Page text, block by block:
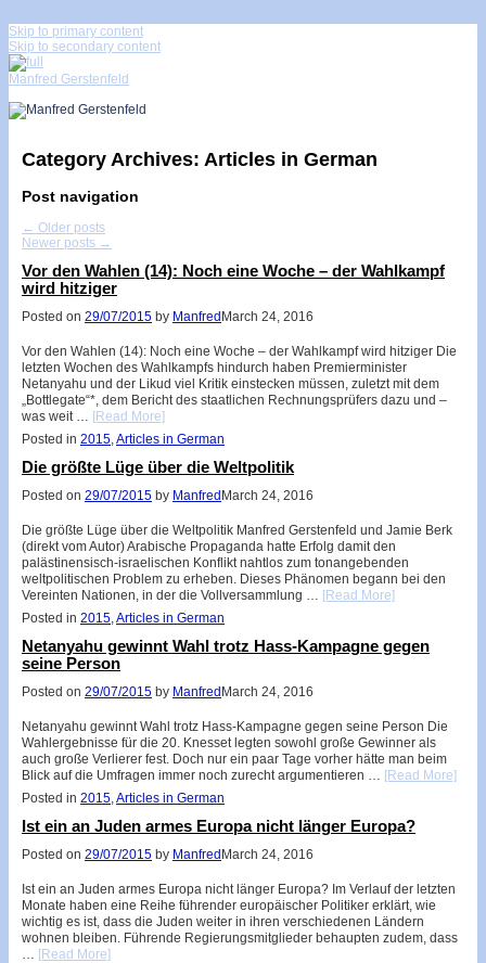
Skip to primary content
Skip to secondary content
Manfred Gerstenfeld
Category Archives: Articles in German
Post navigation
← Older posts
Newer posts →
Vor den Wahlen (14): Noch eine Woche – der Wahlkampf
wird hitziger
Posted on 29/07/2015 by ManfredMarch 24, 2016
Vor den Wahlen (14): Noch eine Woche – der Wahlkampf wird hitziger Die
letzten Wochen des Wahlkampfs hindurch haben Premierminister
Netanyahu und der Likud viel Kritik einstecken müssen, zuletzt mit dem
„Bottlegate“*, dem Bericht des staatlichen Rechnungsprüfers dazu und –
was weit … [Read More]
Posted in 2015,Articles in German
Die größte Lüge über die Weltpolitik
Posted on 29/07/2015 by ManfredMarch 24, 2016
Die größte Lüge über die Weltpolitik Manfred Gerstenfeld und Jamie Berk
(direkt vom Autor) Arabische Propaganda hatte Erfolg damit den
palästinensisch-israelischen Konflikt nahtlos zum tonangebenden
weltpolitischen Problem zu erheben. Dieses Phänomen begann bei den
Vereinten Nationen, in der die Vollversammlung … [Read More]
Posted in 2015 Articles in German
Netanyahu gewinnt Wahl trotz Hass-Kampagne gegen
seine Person
Posted on 29/07/2015 by ManfredMarch 24, 2016
Netanyahu gewinnt Wahl trotz Hass-Kampagne gegen seine Person Die
Wahlergebnisse für die 20. Knesset legten sowohl große Gewinner als
auch große Verlierer fest. Doch nur ein paar Tage vorher hätte man beim
Blick auf die Umfragen immer noch zurecht argumentieren … [Read More]
Posted in 2015 Articles in German
Ist ein an Juden armes Europa nicht länger Europa?
Posted on 29/07/2015 by ManfredMarch 24, 2016
Ist ein an Juden armes Europa nicht länger Europa? Im Verlauf der letzten
Monate haben eine Reihe führender europäischer Politiker erklärt, wie
wichtig es ist, dass die Juden weiter in ihren verschiedenen Ländern
wohnen bleiben. Führende Regierungsmitglieder behaupten zudem, dass
[Read More]